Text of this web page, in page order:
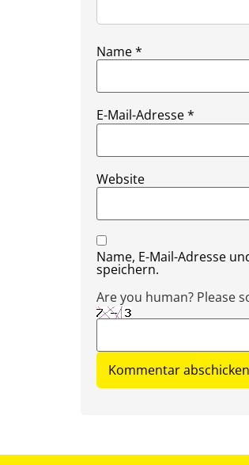
Name*
E-Mail-Adresse*
Website
Name, E-Mail-Adresse
speichern.
Are you human? Please